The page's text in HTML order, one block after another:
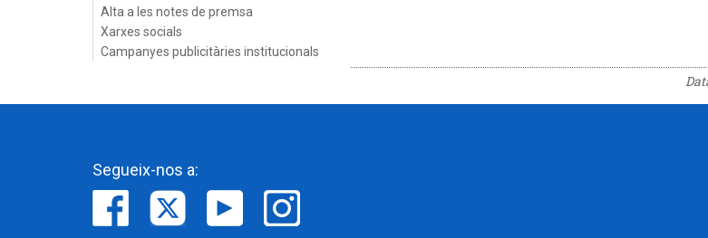
Alta a les notes de premsa
Xarxes socials
Campanyes publicitàries institucionals
Segueix-nos a: